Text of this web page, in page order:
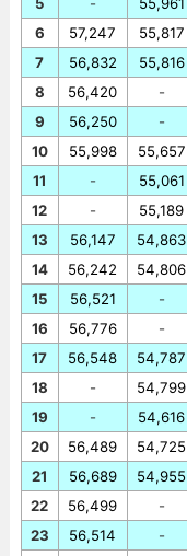
6
7
8
9
10
11
12
13
14
15
16
17
18
19
20
21
22
23
57,247
56,832
56,420
56,250
55,998
-
-
56,147
56,242
56,521
56,776
56,548
-
-
56,489
56,689
56,499
56,514
55,817
55,816
-
-
55,657
55,061
55,189
54,863
54,806
-
-
54,787
54,799
54,616
54,725
54,955
-
-